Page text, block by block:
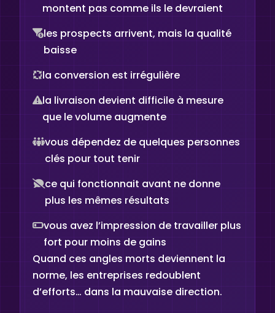
montent pas comme ils le devraient
les prospects arrivent, mais la qualité
baisse
la conversion est irrégulière
la livraison devient difficile à mesure
que le volume augmente
vous dépendez de quelques personnes
clés pour tout tenir
ce qui fonctionnait avant ne donne
plus les mêmes résultats
vous avez l’impression de travailler plus
fort pour moins de gains
Quand ces angles morts deviennent la
norme, les entreprises redoublent
d’efforts… dans la mauvaise direction.